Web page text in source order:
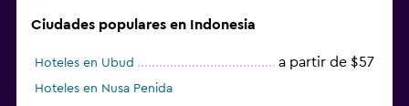
Ciudades populares en Indonesia
Hoteles en Ubud a partir de $57
Hoteles en Nusa Penida